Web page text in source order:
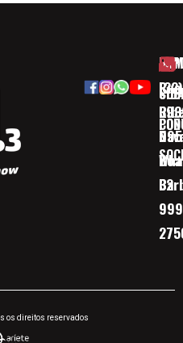
(32)
32
os direitos reservados